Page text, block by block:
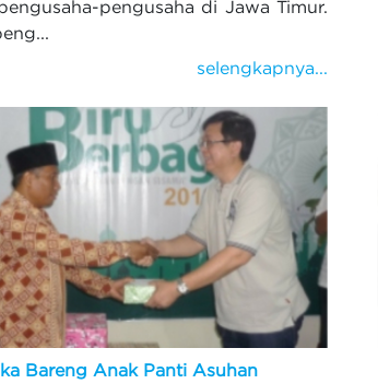
pengusaha di Jawa Timur.
selengkapnya...
Bareng Anak Panti Asuhan